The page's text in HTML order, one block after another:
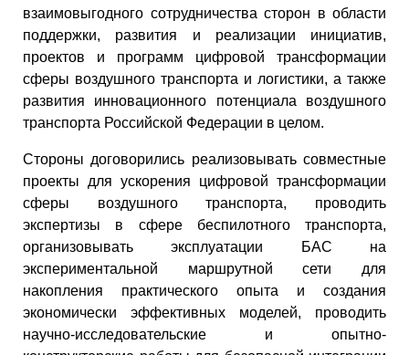
взаимовыгодного сотрудничества сторон в области
поддержки, развития и реализации инициатив,
проектов и программ цифровой трансформации
сферы воздушного транспорта и логистики, а также
развития инновационного потенциала воздушного
транспорта Российской Федерации в целом.
Стороны договорились реализовывать совместные
проекты для ускорения цифровой трансформации
сферы воздушного транспорта, проводить
экспертизы в сфере беспилотного транспорта,
организовывать эксплуатации БАС на
экспериментальной маршрутной сети для
накопления практического опыта и создания
экономически эффективных моделей, проводить
научно-исследовательские и опытно-